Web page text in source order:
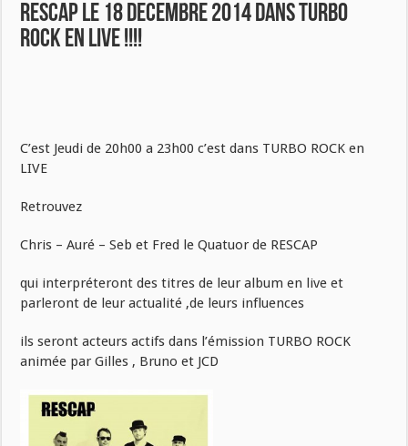
RESCAP le 18 decembre 2014 dans TURBO
ROCK en LIVE !!!!
C’est Jeudi de 20h00 a 23h00 c’est dans TURBO ROCK en
LIVE
Retrouvez
Chris – Auré – Seb et Fred le Quatuor de RESCAP
qui interpréteront des titres de leur album en live et
parleront de leur actualité ,de leurs influences
ils seront acteurs actifs dans l’émission TURBO ROCK
animée par Gilles , Bruno et JCD